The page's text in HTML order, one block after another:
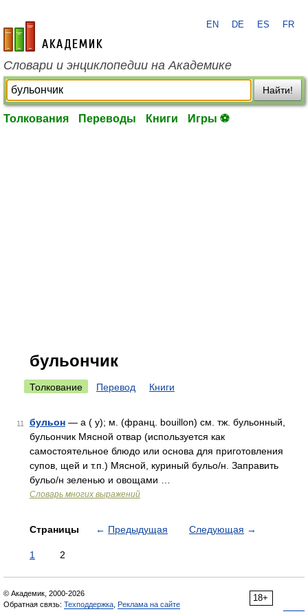
academic.ru
EN DE ES FR
Словари и энциклопедии на Академике
Найти!
Толкования Переводы Книги Игры ⚽
бульончик
Толкование Перевод Книги
11 бульон — а ( у); м. (франц. bouillon) см. тж. бульонный,
бульончик Мясной отвар (используется как
самостоятельное блюдо или основа для приготовления
супов, щей и т.п.) Мясной, куриный бульо/н. Заправить
бульо/н зеленью и овощами …
Словарь многих выражений
Страницы ← Предыдущая Следующая →
1 2
18+
© Академик, 2000-2026
Обратная связь: Техподдержка Реклама на сайте